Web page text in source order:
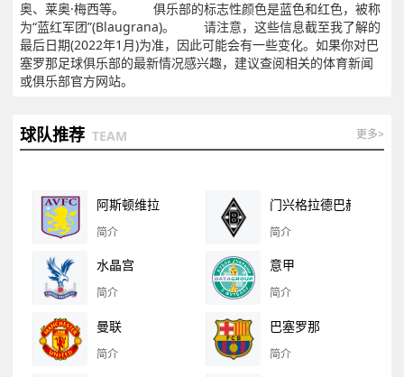
奥、莱奥·梅西等。 俱乐部的标志性颜色是蓝色和红色，被称
为“蓝红军团”(Blaugrana)。 请注意，这些信息截至我了解的
最后日期(2022年1月)为准，因此可能会有一些变化。如果你对巴
塞罗那足球俱乐部的最新情况感兴趣，建议查阅相关的体育新闻
或俱乐部官方网站。
球队推荐 TEAM 更多>
阿斯顿维拉
简介
门兴格拉德巴赫
简介
水晶宫
简介
意甲
简介
曼联
简介
巴塞罗那
简介